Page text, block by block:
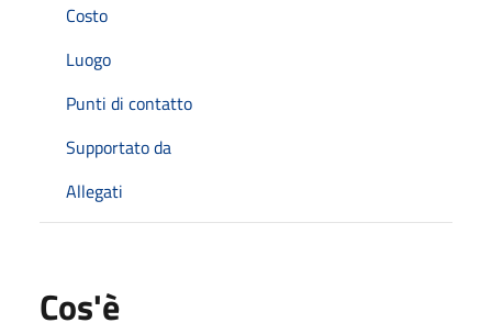
Costo
Luogo
Punti di contatto
Supportato da
Allegati
Cos'è